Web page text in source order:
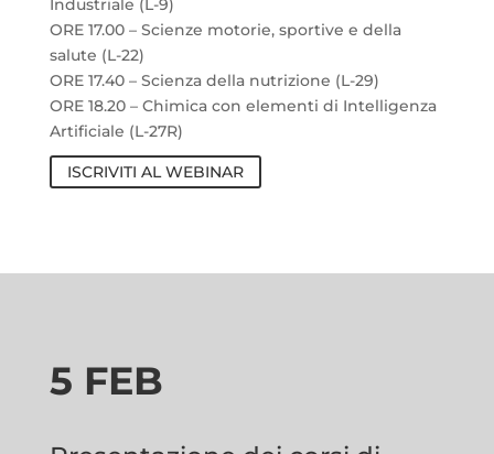
Industriale (L-9)
ORE 17.00 – Scienze motorie, sportive e della
salute (L-22)
ORE 17.40 – Scienza della nutrizione (L-29)
ORE 18.20 – Chimica con elementi di Intelligenza
Artificiale (L-27R)
ISCRIVITI AL WEBINAR
5 FEB